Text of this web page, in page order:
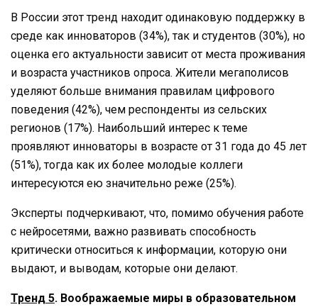
В России этот тренд находит одинаковую поддержку в
среде как инноваторов (34%), так и студентов (30%), но
оценка его актуальности зависит от места проживания
и возраста участников опроса. Жители мегаполисов
уделяют больше внимания правилам цифрового
поведения (42%), чем респонденты из сельских
регионов (17%). Наибольший интерес к теме
проявляют инноваторы в возрасте от 31 года до 45 лет
(51%), тогда как их более молодые коллеги
интересуются ею значительно реже (25%).
Эксперты подчеркивают, что, помимо обучения работе
с нейросетями, важно развивать способность
критически относиться к информации, которую они
выдают, и выводам, которые они делают.
Тренд 5. Воображаемые миры в образовательном